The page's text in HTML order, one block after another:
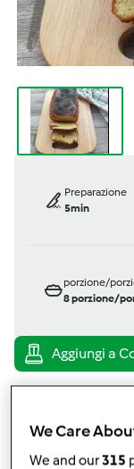
Preparazione
5min
porzione/
8porzione/
We Care
We and our315